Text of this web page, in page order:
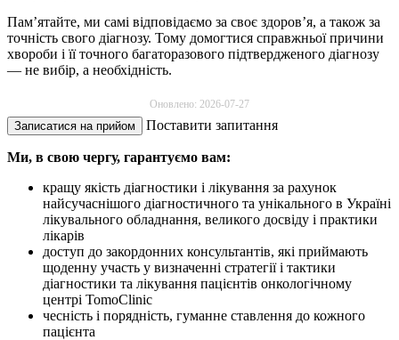
Пам’ятайте, ми самі відповідаємо за своє здоров’я, а також за
точність свого діагнозу. Тому домогтися справжньої причини
хвороби і її точного багаторазового підтвердженого діагнозу
— не вибір, а необхідність.
Оновлено: 2026-07-27
Записатися на прийом Поставити запитання
Ми, в свою чергу, гарантуємо вам:
кращу якість діагностики і лікування за рахунок
найсучаснішого діагностичного та унікального в Україні
лікувального обладнання, великого досвіду і практики
лікарів
доступ до закордонних консультантів, які приймають
щоденну участь у визначенні стратегії і тактики
діагностики та лікування пацієнтів онкологічному
центрі TomoClinic
чесність і порядність, гуманне ставлення до кожного
пацієнта